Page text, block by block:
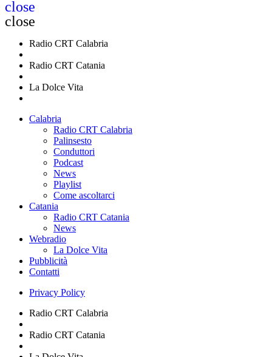
close
close
Radio CRT Calabria
Radio CRT Catania
La Dolce Vita
Calabria
Radio CRT Calabria
Palinsesto
Conduttori
Podcast
News
Playlist
Come ascoltarci
Catania
Radio CRT Catania
News
Webradio
La Dolce Vita
Pubblicità
Contatti
Privacy Policy
Radio CRT Calabria
Radio CRT Catania